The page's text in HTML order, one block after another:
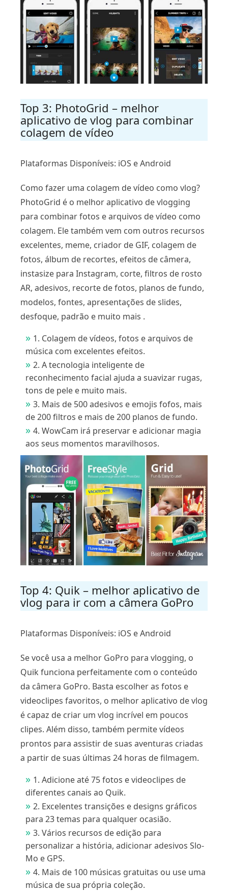
Top 3: PhotoGrid – melhor
aplicativo de vlog para combinar
colagem de vídeo
Plataformas Disponíveis: iOS e Android
Como fazer uma colagem de vídeo como vlog?
PhotoGrid é o melhor aplicativo de vlogging
para combinar fotos e arquivos de vídeo como
colagem. Ele também vem com outros recursos
excelentes, meme, criador de GIF, colagem de
fotos, álbum de recortes, efeitos de câmera,
instasize para Instagram, corte, filtros de rosto
AR, adesivos, recorte de fotos, planos de fundo,
modelos, fontes, apresentações de slides,
desfoque, padrão e muito mais .
1. Colagem de vídeos, fotos e arquivos de
música com excelentes efeitos.
2. A tecnologia inteligente de
reconhecimento facial ajuda a suavizar rugas,
tons de pele e muito mais.
3. Mais de 500 adesivos e emojis fofos, mais
de 200 filtros e mais de 200 planos de fundo.
4. WowCam irá preservar e adicionar magia
aos seus momentos maravilhosos.
Top 4: Quik – melhor aplicativo de
vlog para ir com a câmera GoPro
Plataformas Disponíveis: iOS e Android
Se você usa a melhor GoPro para vlogging, o
Quik funciona perfeitamente com o conteúdo
da câmera GoPro. Basta escolher as fotos e
videoclipes favoritos, o melhor aplicativo de vlog
é capaz de criar um vlog incrível em poucos
clipes. Além disso, também permite vídeos
prontos para assistir de suas aventuras criadas
a partir de suas últimas 24 horas de filmagem.
1. Adicione até 75 fotos e videoclipes de
diferentes canais ao Quik.
2. Excelentes transições e designs gráficos
para 23 temas para qualquer ocasião.
3. Vários recursos de edição para
personalizar a história, adicionar adesivos Slo-
Mo e GPS.
4. Mais de 100 músicas gratuitas ou use uma
música de sua própria coleção.